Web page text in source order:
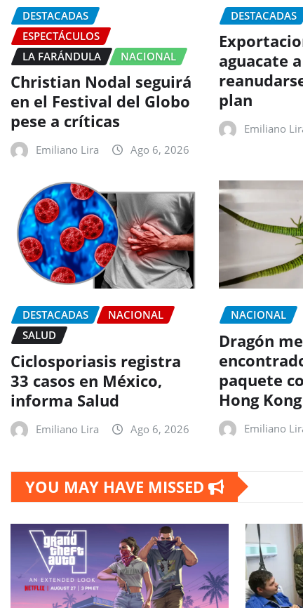
DESTACADAS
ESPECTÁCULOS
LA FARÁNDULA
NACIONAL
Christian Nodal seguirá
en el Festival del Globo
pese a críticas
Emiliano Lira Ago 6, 2026
DESTACADAS
aguacate
plan
Emiliano
DESTACADAS
NACIONAL
SALUD
Ciclosporiasis registra
33 casos en México,
informa Salud
Emiliano Lira Ago 6, 2026
NACIONAL
Dragón
paquete
Hong Kong
Emiliano
YOU MAY HAVE MISSED